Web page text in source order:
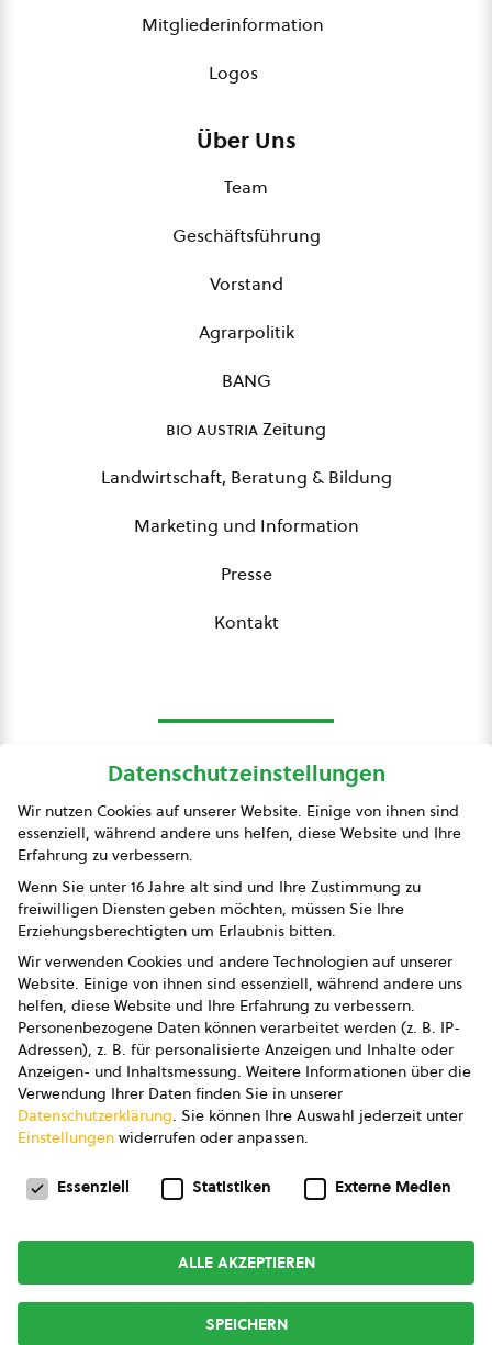
Mitgliederinformation
Logos
Über Uns
Team
Geschäftsführung
Vorstand
Agrarpolitik
BANG
bio austriaZeitung
Landwirtschaft, Beratung & Bildung
Marketing und Information
Presse
Kontakt
Presse
Impressum
Datenschutz
AGB
AGB Marketing GmbH
AGB Bildung
Newsletter
Copyright © 2026bio austria
Datenschutzeinstellungen
Wir nutzen Cookies auf unserer Website. Einige von ihnen sind
essenziell, während andere uns helfen, diese Website und Ihre
Erfahrung zu verbessern.
Wenn Sie unter 16 Jahre alt sind und Ihre Zustimmung zu
freiwilligen Diensten geben möchten, müssen Sie Ihre
Erziehungsberechtigten um Erlaubnis bitten.
Wir verwenden Cookies und andere Technologien auf unserer
Website. Einige von ihnen sind essenziell, während andere uns
helfen, diese Website und Ihre Erfahrung zu verbessern.
Personenbezogene Daten können verarbeitet werden (z. B. IP-
Adressen), z. B. für personalisierte Anzeigen und Inhalte oder
Anzeigen- und Inhaltsmessung. Weitere Informationen über die
Verwendung Ihrer Daten finden Sie in unserer
Datenschutzerklärung. Sie können Ihre Auswahl jederzeit unter
Einstellungen widerrufen oder anpassen.
Datenschutzeinstellungen
Essenziell Statistiken Externe Medien
ALLE AKZEPTIEREN
SPEICHERN